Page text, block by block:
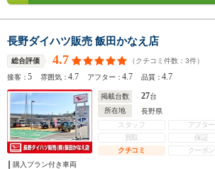
長野ダイハツ販売 飯田かなえ店
総合評価 4.7 （クチコミ件数： 3件）
接客：5 雰囲気：4.7 アフター：4.7 品質：4.7
掲載台数 27台
所在地
長野県
スタッフ
アフター
買取
保証
クチコミ
クーポン
購入プラン付き車両